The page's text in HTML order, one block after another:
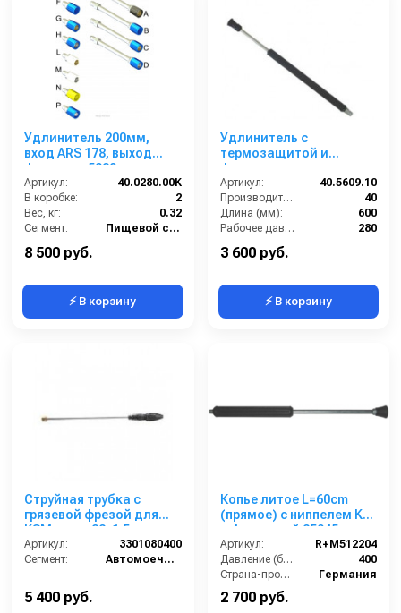
Удлинитель 200мм,
вход ARS 178, выход
форсунка 5020, нерж.
сталь для пены
Артикул:
40.0280.00K
В коробке:
2
Вес, кг:
0.32
Сегмент:
Пищевой сегмент
8 500 руб.
⚡ В корзину
Удлинитель с
термозащитой и
форсункодержателем
600 мм; вход ниппель
ARS 350; выход 1/4г
(нерж).
Артикул:
40.5609.10
Производительность (л/мин):
40
Длина (мм):
600
Рабочее давление (бар):
280
3 600 руб.
⚡ В корзину
Струйная трубка с
грязевой фрезой для
KSM, вход 22х1,5 ш,
выход фреза
Артикул:
3301080400
Сегмент:
Автомоечный сегмент
5 400 руб.
Копье литое L=60cm
(прямое) с ниппелем KW
и форсункой 25045,
400bar
Артикул:
R+M512204
Давление (бар):
400
Страна-производитель:
Германия
2 700 руб.